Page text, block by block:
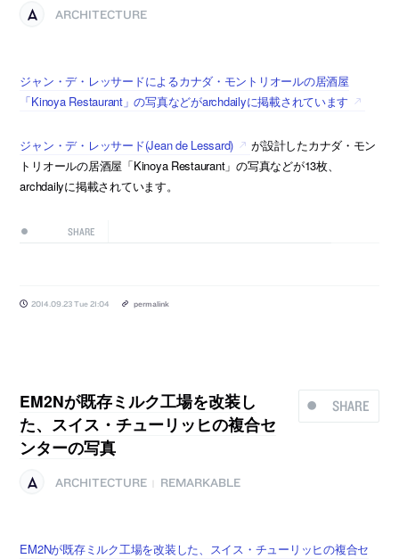
ARCHITECTURE
ジャン・デ・レッサードによるカナダ・モントリオールの居酒屋
「Kinoya Restaurant」の写真などがarchdailyに掲載されています
ジャン・デ・レッサード(Jean de Lessard)
が設計したカナダ・モン
トリオールの居酒屋「Kinoya Restaurant」の写真などが13枚、
archdailyに掲載されています。
SHARE
2014.09.23 Tue 21:04 permalink
SHARE
EM2Nが既存ミルク工場を改装し
た、スイス・チューリッヒの複合セ
ンターの写真
ARCHITECTURE REMARKABLE
EM2Nが既存ミルク工場を改装した、スイス・チューリッヒの複合セ